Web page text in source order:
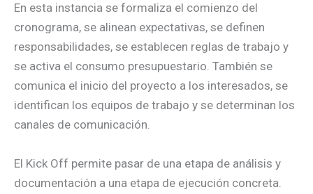
En esta instancia se formaliza el comienzo del
cronograma, se alinean expectativas, se definen
responsabilidades, se establecen reglas de trabajo y
se activa el consumo presupuestario. También se
comunica el inicio del proyecto a los interesados, se
identifican los equipos de trabajo y se determinan los
canales de comunicación.
El Kick Off permite pasar de una etapa de análisis y
documentación a una etapa de ejecución concreta.